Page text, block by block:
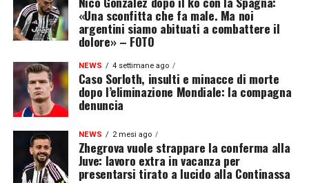
«Una sconfitta che fa male. Ma noi
argentini siamo abituati a combattere il
dolore» – FOTO
NEWS 4 settimane ago
Caso Sorloth, insulti e minacce di morte
dopo l’eliminazione Mondiale: la compagna
denuncia
NEWS 2 mesi ago
Zhegrova vuole strappare la conferma alla
Juve: lavoro extra in vacanza per
presentarsi tirato a lucido alla Continassa